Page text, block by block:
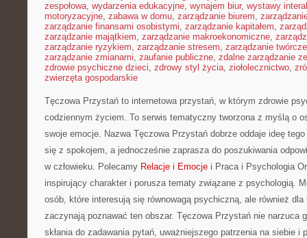
zespołowa, wydarzenia edukacyjne, wynajem biur, wystawy
motoryzacyjne, zabawa w domu, zarządzanie biurem,
zarządzanie finansami osobistymi, zarządzanie kapitałem,
zarządzanie majątkiem, zarządzanie makroekonomiczne,
zarządzanie ryzykiem, zarządzanie stresem, zarządzanie twórcze
zarządzanie zmianami, zaufanie publiczne, zdalne zarządzanie
zdrowie psychiczne dzieci, zdrowy styl życia, ziołolecznictwo,
zwierzęta gospodarskie
Tęczowa Przystań to internetowa przystań, w którym zdrowie
codziennym życiem. To serwis tematyczny tworzona z myślą o
swoje emocje. Nazwa Tęczowa Przystań dobrze oddaje ideę
się z spokojem, a jednocześnie zaprasza do poszukiwania
w człowieku. Polecamy Relacje i Emocje i Praca i Psychologia
inspirujący charakter i porusza tematy związane z psychologią.
osób, które interesują się równowagą psychiczną, ale również
zaczynają poznawać ten obszar. Tęczowa Przystań nie narzuca
skłania do zadawania pytań, uważniejszego patrzenia na siebie i